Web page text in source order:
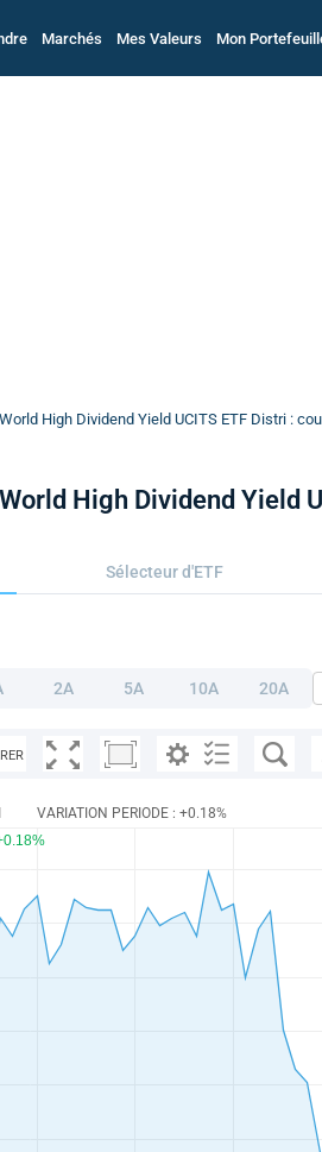
Marchés Mes Valeurs Mon
High Dividend Yield UCITS ETF Distri :
High Dividend Yield
Sélecteur d'ETF
2A 5A 10A 20A
VARIATION PERIODE : +0.18%